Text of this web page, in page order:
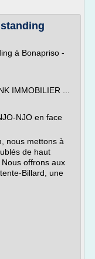
à Bonapriso -
IMMOBILIER ...
NJO en face
nous mettons à
de haut
offrons aux
Billard, une